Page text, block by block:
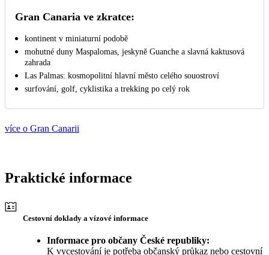
Gran Canaria ve zkratce:
kontinent v miniaturní podobě
mohutné duny Maspalomas, jeskyně Guanche a slavná kaktusová
zahrada
Las Palmas: kosmopolitní hlavní město celého souostroví
surfování, golf, cyklistika a trekking po celý rok
více o Gran Canarii
Praktické informace
Cestovní doklady a vízové informace
Informace pro občany České republiky:
K vycestování je potřeba občanský průkaz nebo cestovní